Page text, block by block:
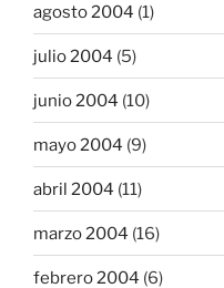
agosto 2004 (1)
julio 2004 (5)
junio 2004 (10)
mayo 2004 (9)
abril 2004 (11)
marzo 2004 (16)
febrero 2004 (6)